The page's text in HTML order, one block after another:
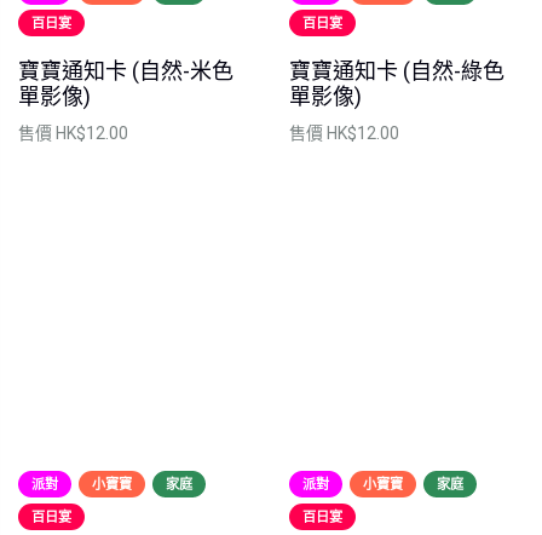
百日宴
寶寶通知卡 (自然-米色
單影像)
售價 HK$12.00
百日宴
寶寶通知卡 (自然-綠色
單影像)
售價 HK$12.00
派對 小寶寶 家庭
百日宴
派對 小寶寶 家庭
百日宴